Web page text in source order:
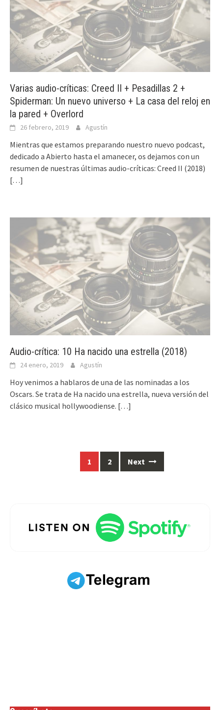
Varias audio-críticas: Creed II + Pesadillas 2 +
Spiderman: Un nuevo universo + La casa del reloj en
la pared + Overlord
26 febrero, 2019 Agustín
Mientras que estamos preparando nuestro nuevo podcast,
dedicado a Abierto hasta el amanecer, os dejamos con un
resumen de nuestras últimas audio-críticas: Creed II (2018)
[…]
Audio-crítica: 10 Ha nacido una estrella (2018)
24 enero, 2019 Agustín
Hoy venimos a hablaros de una de las nominadas a los
Oscars. Se trata de Ha nacido una estrella, nueva versión del
clásico musical hollywoodiense. […]
1 2 Next